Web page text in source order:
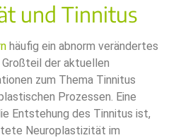
und Tinnitus
häufig ein abnorm verändertes
der aktuellen
zum Thema Tinnitus
Prozessen. Eine
Entstehung des Tinnitus ist,
Neuroplastizität im